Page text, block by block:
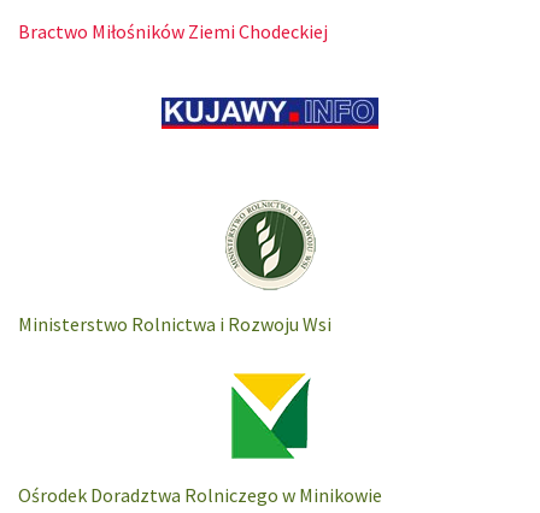
Bractwo Miłośników Ziemi Chodeckiej
Ministerstwo Rolnictwa i Rozwoju Wsi
Ośrodek Doradztwa Rolniczego w Minikowie